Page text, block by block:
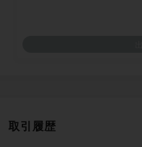
取引履歴